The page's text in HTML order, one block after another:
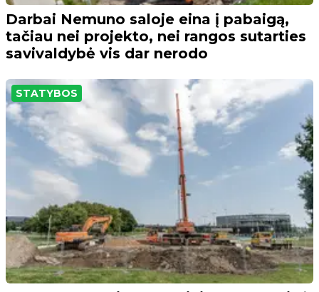
Darbai Nemuno saloje eina į pabaigą,
tačiau nei projekto, nei rangos sutarties
savivaldybė vis dar nerodo
STATYBOS